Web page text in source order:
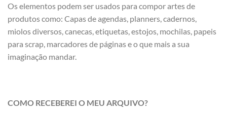
Os elementos podem ser usados para compor artes de
produtos como: Capas de agendas, planners, cadernos,
miolos diversos, canecas, etiquetas, estojos, mochilas, papeis
para scrap, marcadores de páginas e o que mais a sua
imaginação mandar.
COMO RECEBEREI O MEU ARQUIVO?